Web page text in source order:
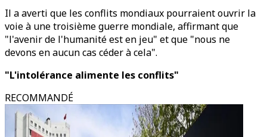
Il a averti que les conflits mondiaux pourraient ouvrir la
voie à une troisième guerre mondiale, affirmant que
"l'avenir de l'humanité est en jeu" et que "nous ne
devons en aucun cas céder à cela".
"L'intolérance alimente les conflits"
RECOMMANDÉ